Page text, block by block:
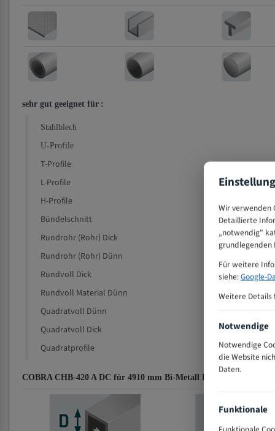
sehr gut geeignet für :
Stahlblech
U-Profile
T-Profile
L-Profile
H-Profile
Bündelschnitt
Rundrohr (Rohr) Dick
Rundrohr (Rohr) Dünn
Rundvoll Dick
Rundvoll Material Dünn
Quadratvoll Dünn
Quadratvoll Dick
Quadratprofile
COBRA CHB-420 A DC für 4910 mm Bi-Metall Bandsägeblätter
Wir verwenden
Detaillierte
„notwendig"
grundlegenden
Für weitere
siehe:Google-
Weitere Details
Notwendige
Notwendige
die Website
Daten.
Funktionale